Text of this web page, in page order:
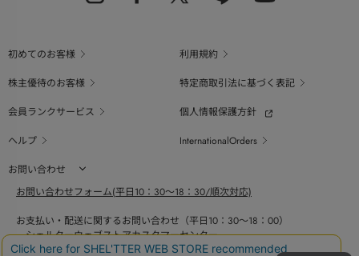
初めてのお客様
利用規約
株主優待のお客様
特定商取引法に基づく表記
会員ランクサービス
個人情報保護方針
ヘルプ
InternationalOrders
お問い合わせ
お問い合わせフォーム(平日10：30～18：30/順次対応)
お支払い・配送に関するお問い合わせ（平日10：30～18：00）
シェルターウェブストアカスタマーセンター
0800-123-6820